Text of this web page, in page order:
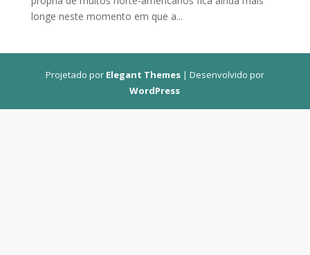
longe neste momento em que a...
Projetado por Elegant Themes| Desenvolvido por
WordPress